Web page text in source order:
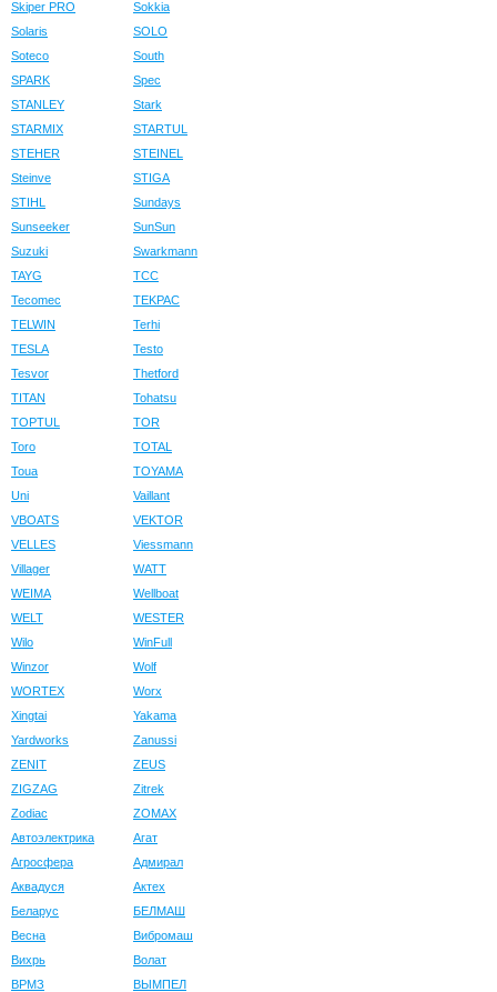
Skiper PRO
Sokkia
Solaris
SOLO
Soteco
South
SPARK
Spec
STANLEY
Stark
STARMIX
STARTUL
STEHER
STEINEL
Steinve
STIGA
STIHL
Sundays
Sunseeker
SunSun
Suzuki
Swarkmann
TAYG
TCC
Tecomec
TEKPAC
TELWIN
Terhi
TESLA
Testo
Tesvor
Thetford
TITAN
Tohatsu
TOPTUL
TOR
Toro
TOTAL
Toua
TOYAMA
Uni
Vaillant
VBOATS
VEKTOR
VELLES
Viessmann
Villager
WATT
WEIMA
Wellboat
WELT
WESTER
Wilo
WinFull
Winzor
Wolf
WORTEX
Worx
Xingtai
Yakama
Yardworks
Zanussi
ZENIT
ZEUS
ZIGZAG
Zitrek
Zodiac
ZOMAX
Автоэлектрика
Агат
Агросфера
Адмирал
Аквадуся
Актех
Беларус
БЕЛМАШ
Весна
Вибромаш
Вихрь
Волат
ВРМЗ
ВЫМПЕЛ